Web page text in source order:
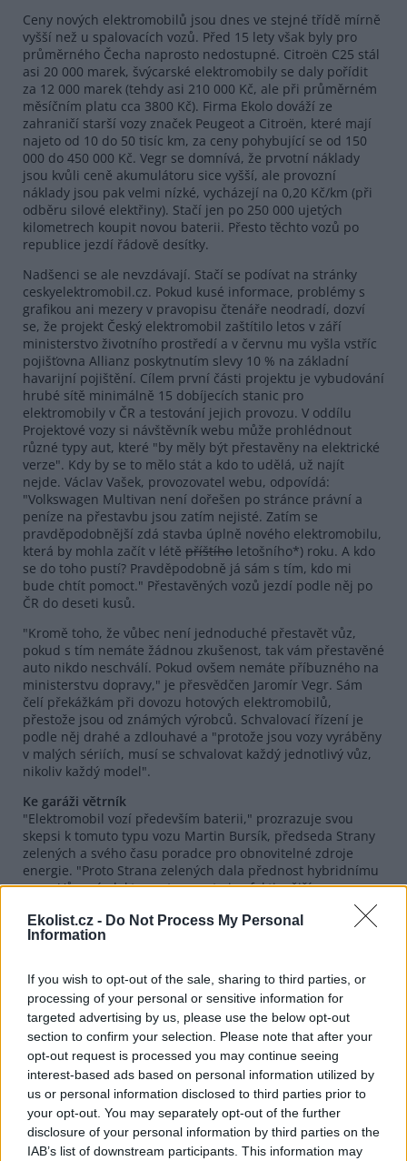
Ekolist.cz - Do Not Process My Personal
Information
If you wish to opt-out of the sale, sharing to third parties, or
processing of your personal or sensitive information for
targeted advertising by us, please use the below opt-out
section to confirm your selection. Please note that after your
opt-out request is processed you may continue seeing
interest-based ads based on personal information utilized by
us or personal information disclosed to third parties prior to
your opt-out. You may separately opt-out of the further
disclosure of your personal information by third parties on the
IAB’s list of downstream participants. This information may
Ceny nových elektromobilů jsou dnes ve stejné třídě mírně
vyšší než u spalovacích vozů. Před 15 lety však byly pro
průměrného Čecha naprosto nedostupné. Citroën C25 stál
asi 20 000 marek, švýcarské elektromobily se daly pořídit
za 12 000 marek (tehdy asi 210 000 Kč, ale při průměrném
měsíčním platu cca 3800 Kč). Firma Ekolo dováží ze
zahraničí starší vozy značek Peugeot a Citroën, které mají
najeto od 10 do 50 tisíc km, za ceny pohybující se od 150
000 do 450 000 Kč. Vegr se domnívá, že prvotní náklady
jsou kvůli ceně akumulátoru sice vyšší, ale provozní
náklady jsou pak velmi nízké, vycházejí na 0,20 Kč/km (při
odběru silové elektřiny). Stačí jen po 250 000 ujetých
kilometrech koupit novou baterii. Přesto těchto vozů po
republice jezdí řádově desítky.
Nadšenci se ale nevzdávají. Stačí se podívat na stránky
ceskyelektromobil.cz. Pokud kusé informace, problémy s
grafikou ani mezery v pravopisu čtenáře neodradí, dozví
se, že projekt Český elektromobil zaštítilo letos v září
ministerstvo životního prostředí a v červnu mu vyšla vstříc
pojišťovna Allianz poskytnutím slevy 10 % na základní
havarijní pojištění. Cílem první části projektu je vybudování
hrubé sítě minimálně 15 dobíjecích stanic pro
elektromobily v ČR a testování jejich provozu. V oddílu
Projektové vozy si návštěvník webu může prohlédnout
různé typy aut, které "by měly být přestavěny na elektrické
verze". Kdy by se to mělo stát a kdo to udělá, už najít
nejde. Václav Vašek, provozovatel webu, odpovídá:
"Volkswagen Multivan není dořešen po stránce právní a
peníze na přestavbu jsou zatím nejisté. Zatím se
pravděpodobnější zdá stavba úplně nového elektromobilu,
která by mohla začít v létě příštího letošního*) roku. A kdo
se do toho pustí? Pravděpodobně já sám s tím, kdo mi
bude chtít pomoct." Přestavěných vozů jezdí podle něj po
ČR do deseti kusů.
"Kromě toho, že vůbec není jednoduché přestavět vůz,
pokud s tím nemáte žádnou zkušenost, tak vám přestavěné
auto nikdo neschválí. Pokud ovšem nemáte příbuzného na
ministerstvu dopravy," je přesvědčen Jaromír Vegr. Sám
čelí překážkám při dovozu hotových elektromobilů,
přestože jsou od známých výrobců. Schvalovací řízení je
podle něj drahé a zdlouhavé a "protože jsou vozy vyráběny
v malých sériích, musí se schvalovat každý jednotlivý vůz,
nikoliv každý model".
Ke garáži větrník
"Elektromobil vozí především baterii," prozrazuje svou
skepsi k tomuto typu vozu Martin Bursík, předseda Strany
zelených a svého času poradce pro obnovitelné zdroje
energie. "Proto Strana zelených dala přednost hybridnímu
vozu. Vůz má elektromotor, proto je efektivnější, a
živočišných tuků, takže dojede kamkoli a nezatěžuje
prostředí." Jestliže se někdo stará o pravidelný přísun
Příznivci "benzíňáků" na svou obranu namítají, že
elektromobil stejně není čistý zdroj, jestliže elektřina v jeho
baterii pochází z uhlí. To zatěžuje prostředí exhalacemi a
skleníkovými plyny, ale i ničením krajiny kvůli těžbě uhlí a
přírodního vápence, nutného pro odsíření zplodin.
Sdružení Elektromobily ČR tvrdí, že "i se započítáním
výroby elektrické energie ze ‚špinavějších' zdrojů jako
hnědé uhlí je jejich bilance vlivu na životní prostředí
příznivější. Pokud elektřina pochází z jádra nebo
decentralizovaných obnovitelných zdrojů, vypustí se až o